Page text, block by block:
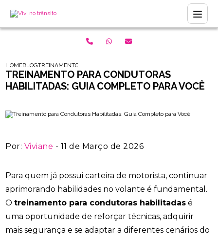
HOMEBLOGTREINAMENTO PARA CONDUTORAS HABILITADAS: GUIA
TREINAMENTO PARA CONDUTORAS
HABILITADAS: GUIA COMPLETO PARA VOCÊ
Por: Viviane - 11 de Março de 2026
Para quem já possui carteira de motorista, continuar
aprimorando habilidades no volante é fundamental.
Otreinamento para condutoras habilitadas é
uma oportunidade de reforçar técnicas, adquirir
mais segurança e se adaptar a diferentes cenários do